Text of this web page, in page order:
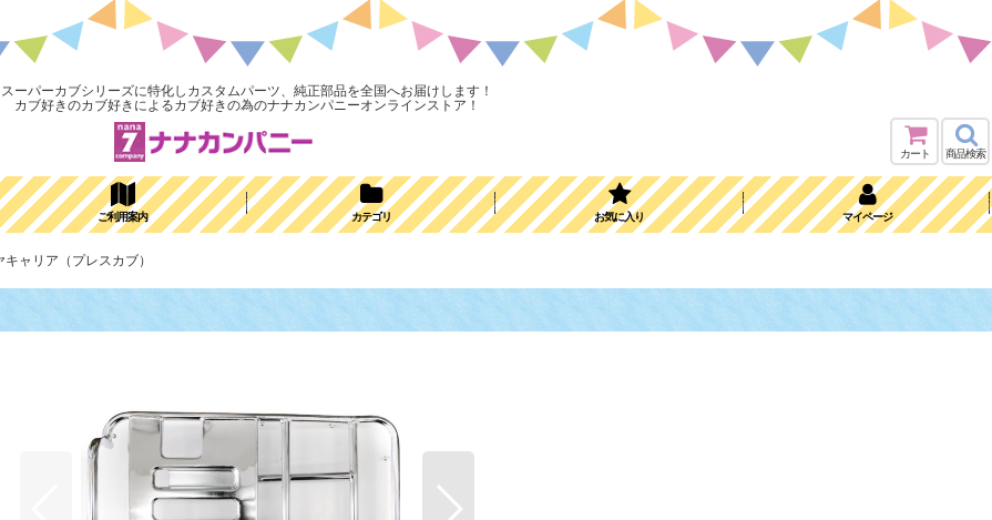
スーパーカブシリーズに特化しカスタムパーツ、純正部品を全国へお届けします！
カブ好きのカブ好きによるカブ好きの為のナナカンパニーオンラインストア！
カート 商品検索
ご利用案内 カテゴリ お気に入り マイページ
ャリア（プレスカブ）